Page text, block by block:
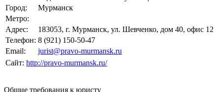
Город:
Мурманск
Метро:
Адрес:
183053, г. Мурманск, ул. Шевченко, дом 40, офис 12
Телефон: 8 (921) 150-50-47
Email:
jurist@pravo-murmansk.ru
Сайт: http://pravo-murmansk.ru/
Общие требования к юристу